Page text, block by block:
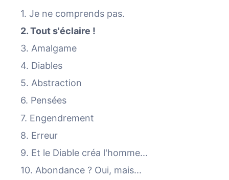
1. Je ne comprends pas.
2. Tout s'éclaire !
3. Amalgame
4. Diables
5. Abstraction
6. Pensées
7. Engendrement
8. Erreur
9. Et le Diable créa l'homme...
10. Abondance ? Oui, mais...